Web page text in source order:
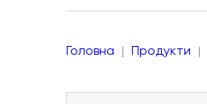
Головна Продукти